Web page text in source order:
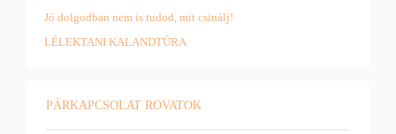
Jó dolgodban nem is tudod, mit csinálj!
LÉLEKTANI KALANDTÚRA
PÁRKAPCSOLAT ROVATOK